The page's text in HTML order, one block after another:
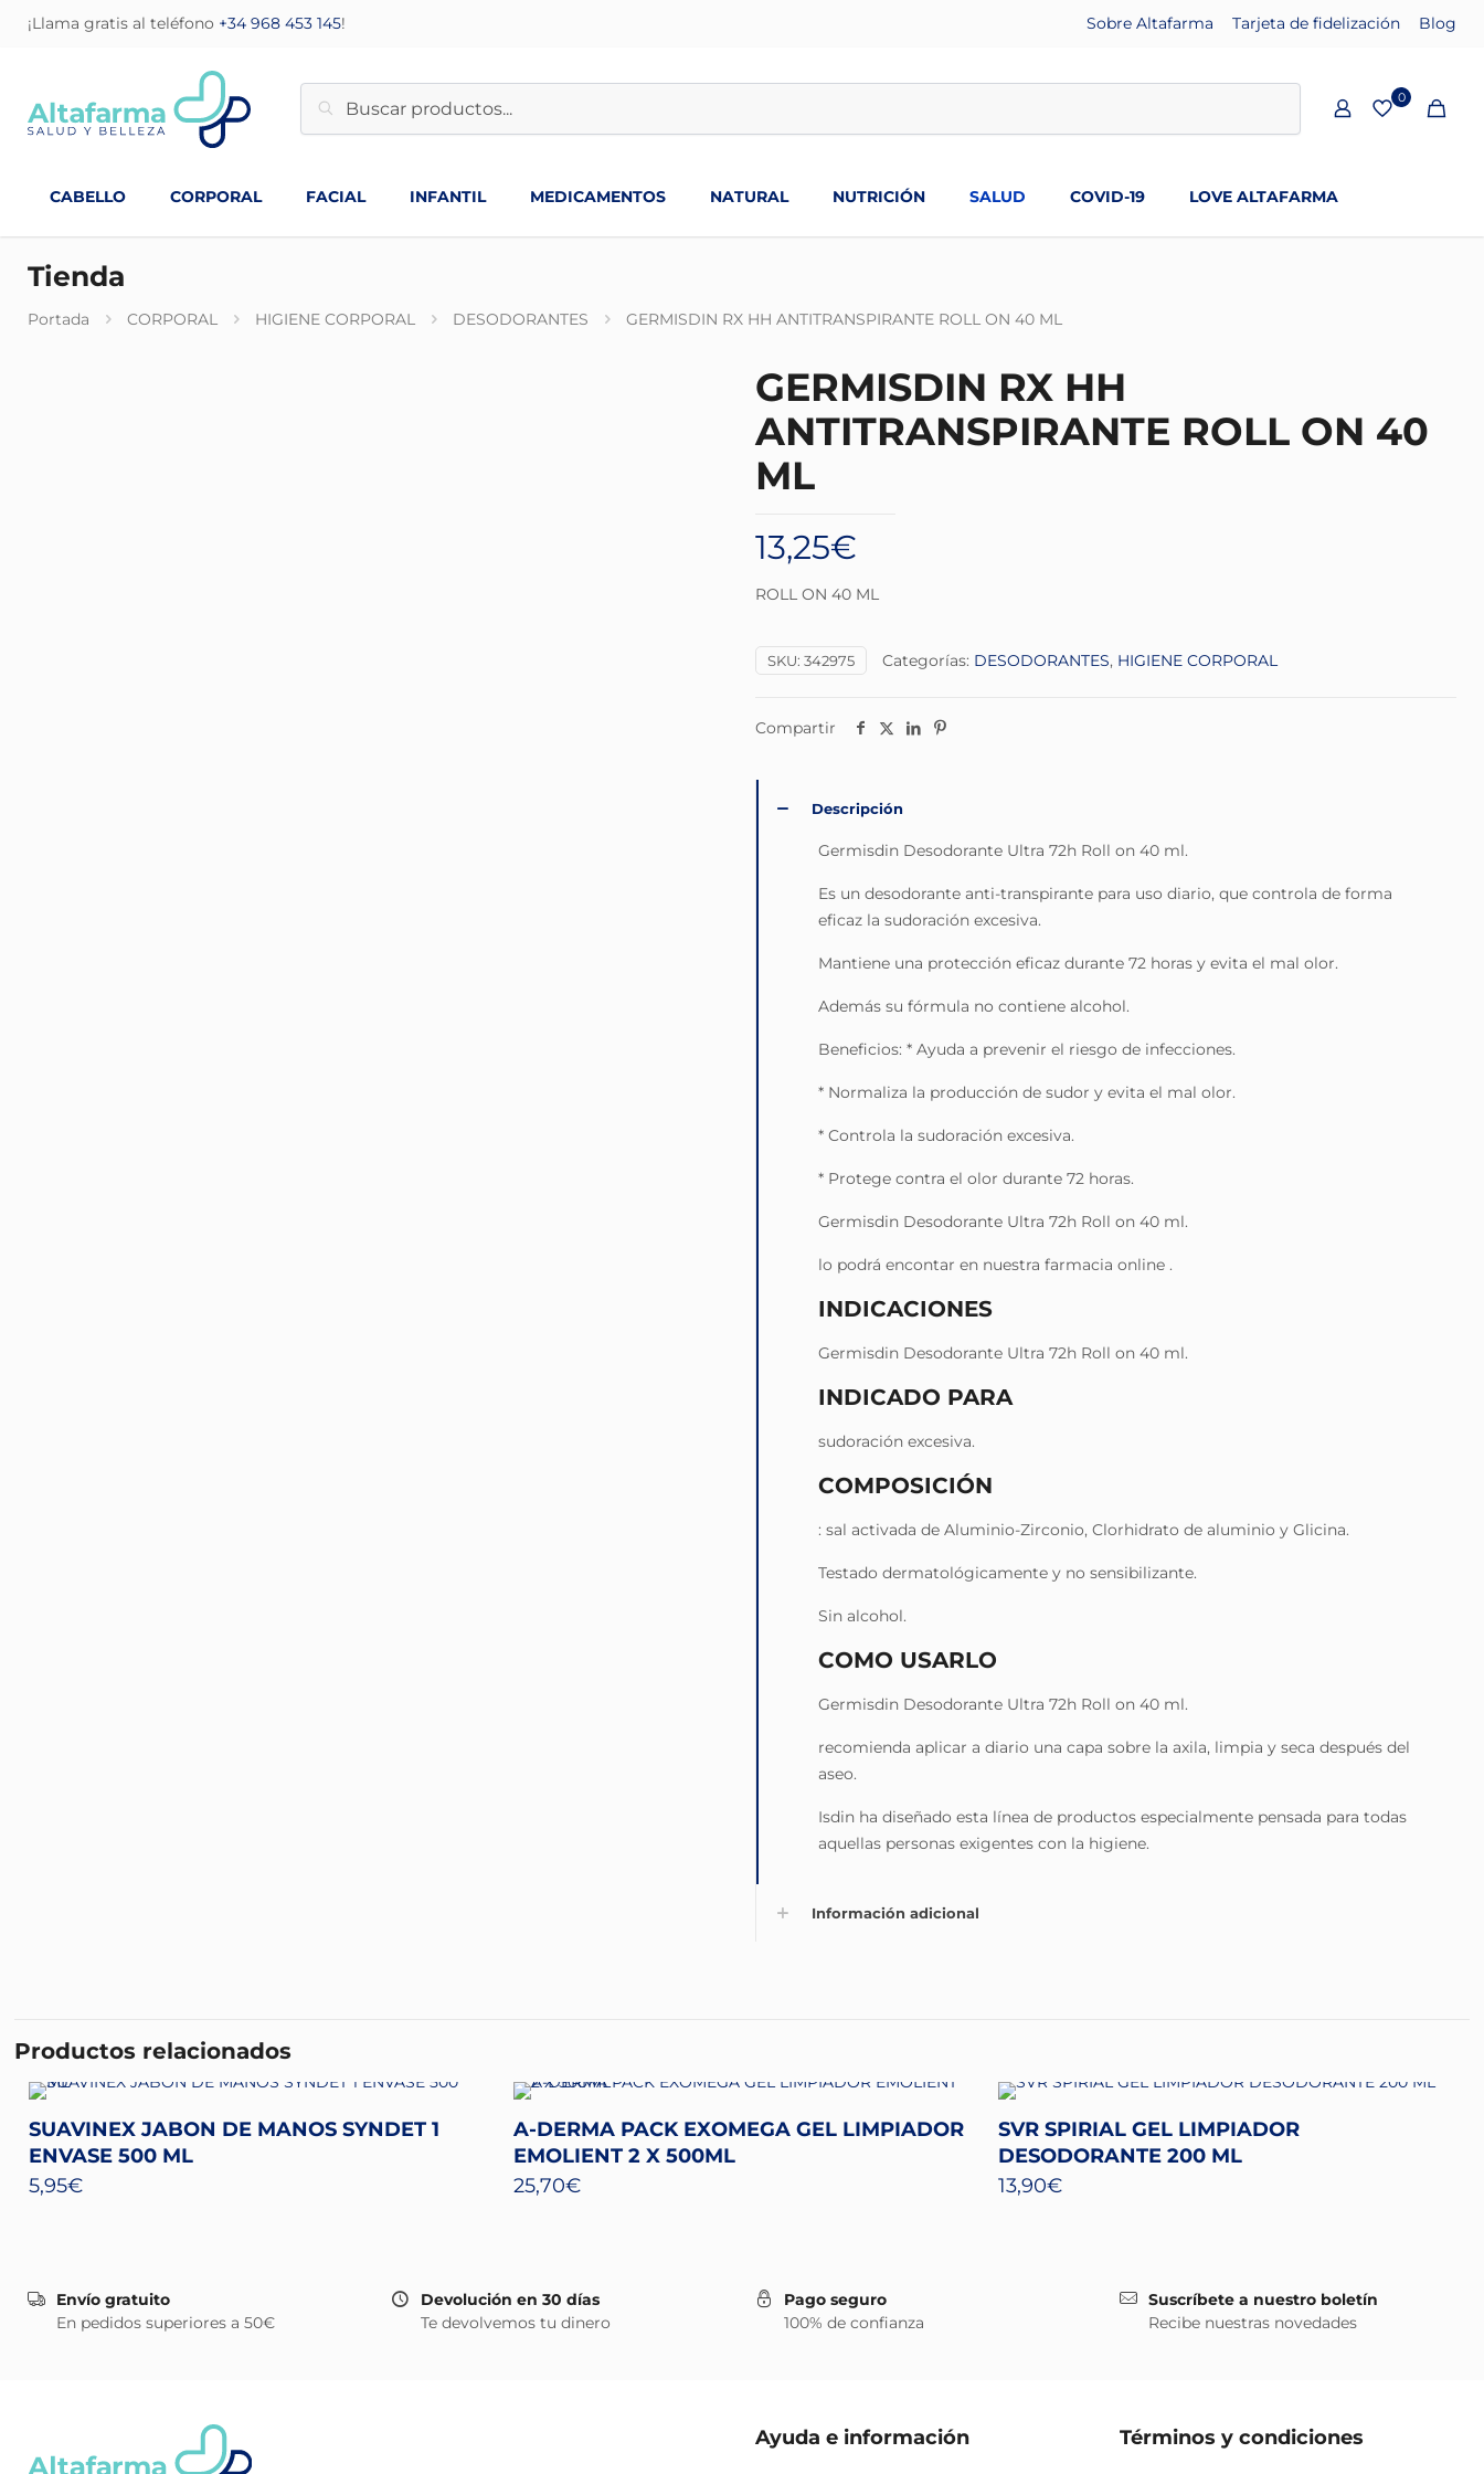
¡Llama gratis al teléfono +34 968 453 145! Sobre Altafarma Tarjeta de fidelización Blog
0
CABELLO CORPORAL FACIAL INFANTIL MEDICAMENTOS NATURAL NUTRICIÓN SALUD COVID-19 LOVE ALTAFARMA
Tienda
Portada CORPORAL HIGIENE CORPORAL DESODORANTES GERMISDIN RX HH ANTITRANSPIRANTE ROLL ON 40 ML
GERMISDIN RX HH
ANTITRANSPIRANTE ROLL ON 40
ML
13,25€
ROLL ON 40 ML
SKU: 342975 Categorías: DESODORANTES, HIGIENE CORPORAL
Compartir
Descripción
Germisdin Desodorante Ultra 72h Roll on 40 ml.
Es un desodorante anti-transpirante para uso diario, que controla de forma
eficaz la sudoración excesiva.
Mantiene una protección eficaz durante 72 horas y evita el mal olor.
Además su fórmula no contiene alcohol.
Beneficios: * Ayuda a prevenir el riesgo de infecciones.
* Normaliza la producción de sudor y evita el mal olor.
* Controla la sudoración excesiva.
* Protege contra el olor durante 72 horas.
Germisdin Desodorante Ultra 72h Roll on 40 ml.
lo podrá encontar en nuestra farmacia online .
INDICACIONES
Germisdin Desodorante Ultra 72h Roll on 40 ml.
INDICADO PARA
sudoración excesiva.
COMPOSICIÓN
: sal activada de Aluminio-Zirconio, Clorhidrato de aluminio y Glicina.
Testado dermatológicamente y no sensibilizante.
Sin alcohol.
COMO USARLO
Germisdin Desodorante Ultra 72h Roll on 40 ml.
recomienda aplicar a diario una capa sobre la axila, limpia y seca después del
aseo.
Isdin ha diseñado esta línea de productos especialmente pensada para todas
aquellas personas exigentes con la higiene.
Información adicional
Productos relacionados
SUAVINEX JABON DE MANOS SYNDET 1
ENVASE 500 ML
5,95€
A-DERMA PACK EXOMEGA GEL LIMPIADOR
EMOLIENT 2 X 500ML
25,70€
SVR SPIRIAL GEL LIMPIADOR
DESODORANTE 200 ML
13,90€
Envío gratuito
En pedidos superiores a 50€
Devolución en 30 días
Te devolvemos tu dinero
Pago seguro
100% de confianza
Suscríbete a nuestro boletín
Recibe nuestras novedades
Ayuda e información Términos y condiciones